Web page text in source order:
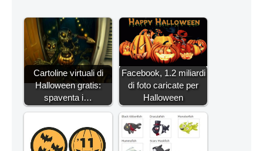
Cartoline virtuali di
Halloween gratis:
spaventa i…
Facebook, 1.2 miliardi
di foto caricate per
Halloween